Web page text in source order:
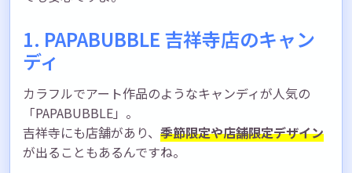
1. PAPABUBBLE 吉祥寺店のキャン
ディ
カラフルでアート作品のようなキャンディが人気の
「PAPABUBBLE」。
吉祥寺にも店舗があり、 季節限定や店舗限定デザイン
が出ることもあるんですね。